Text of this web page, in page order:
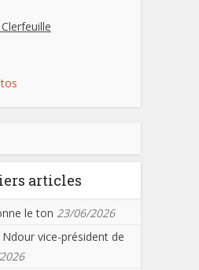
articles
le ton 23/06/2026
vice-président de